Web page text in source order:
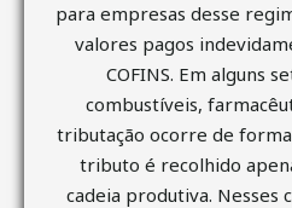
para empresas desse
valores pagos
COFINS. Em alguns
combustíveis,
tributação ocorre de
tributo é recolhido
cadeia produtiva. Nesses